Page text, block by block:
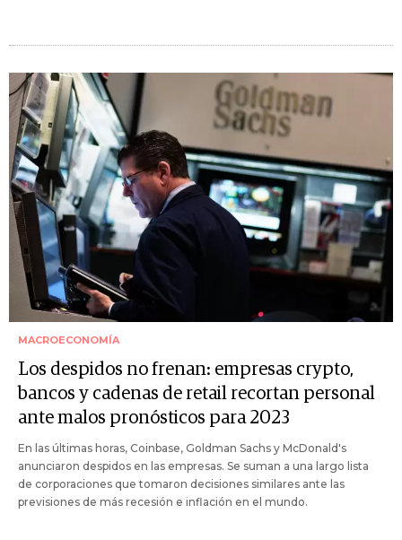
MACROECONOMÍA
Los despidos no frenan: empresas crypto,
bancos y cadenas de retail recortan personal
ante malos pronósticos para 2023
En las últimas horas, Coinbase, Goldman Sachs y McDonald's
anunciaron despidos en las empresas. Se suman a una largo lista
de corporaciones que tomaron decisiones similares ante las
previsiones de más recesión e inflación en el mundo.